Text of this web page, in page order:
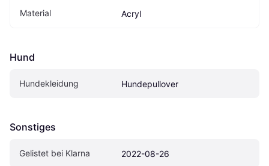
Material Acryl
Hund
Hundekleidung Hundepullover
Sonstiges
Gelistet bei Klarna 2022-08-26